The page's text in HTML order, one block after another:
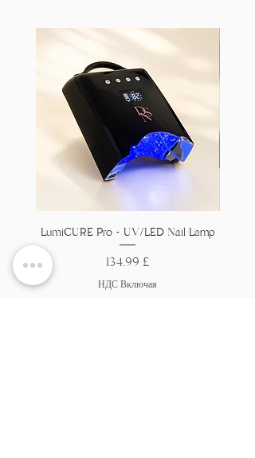
LumiCURE Pro - UV/LED Nail Lamp
Цена
134,99 £
НДС Включая